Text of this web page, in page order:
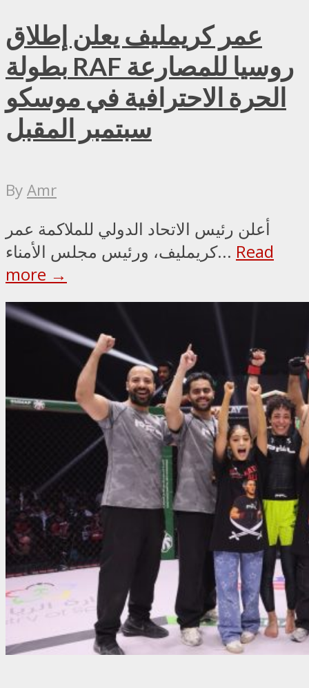
عمر كريمليف يعلن إطلاق
بطولة RAF روسيا للمصارعة
الحرة الاحترافية في موسكو
سبتمبر المقبل
ByAmr
أعلن رئيس الاتحاد الدولي للملاكمة عمر
كريمليف، ورئيس مجلس الأمناء... Read
more →